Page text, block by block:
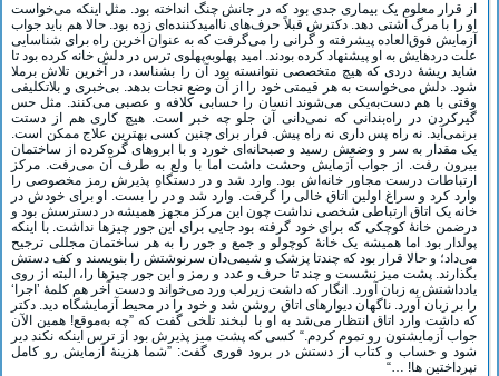
از قرار معلوم یک بیماری جدی بود که در جانش چنگ انداخته بود. مثل اینکه می‌خواست
او را با مرگ آشتی دهد. دکترش قبلاً حرف‌های ناامیدکننده‌ای زده بود. حالا هم باید جواب
آزمایش فوق‌العاده پیشرفته و گرانی را می‌گرفت که به عنوان آخرین راه برای شناسایی
علت دردهایش به او پیشنهاد کرده بودند. امید پهلوبه‌پهلوی ترس در دلش خانه کرده بود تا
شاید ریشۀ دردی که هیچ متخصصی نتوانسته بود آن را بشناسد، در آخرین تلاش برملا
شود. دلش می‌خواست به هر قیمتی خود را از آن وضع نجات بدهد. بی‌خبری و بلاتکلیفی
وقتی با هم دست‌به‌یکی می‌شوند انسان را حسابی کلافه و عصبی می‌کنند. مثل حس
گیر‌کردن در راه‌بندانی که نمی‌دانی آن جلو چه خبر است. هیچ کاری هم از دستت
برنمی‌آید. نه راه پس داری نه راه پیش. فرار برای چنین کسی بهترین علاج ممکن است.
یک مقدار به سر و وضعش رسید و صبحانه‌ای خورد و با ابروهای گره‌کرده از ساختمان
بیرون رفت. از جواب آزمایش وحشت داشت اما با ولع به طرف آن می‌رفت. مرکز
ارتباطات درست مجاور خانه‌اش بود. وارد شد و در دستگاهِ پذیرش رمز مخصوصی را
وارد کرد و سراغ اولین اتاق خالی را گرفت. وارد شد و در را بست. او برای خودش در
خانه یک اتاق ارتباطی شخصی نداشت چون این مرکز مجهز همیشه در دسترسش بود و
درضمن خانۀ کوچکی که برای خود گرفته بود جایی برای این جور چیزها نداشت. با اینکه
پولدار بود اما همیشه یک خانۀ کوچولو و جمع و جور را به هر ساختمان مجللی ترجیح
می‌داد؛ و حالا قرار بود که چندتا پزشک و شیمی‌دان سرنوشتش را بنویسند و کف دستش
بگذارند. پشت میز نشست و چند تا حرف و عدد و رمز و این جور چیزها را، البته از روی
یادداشتش به زبان آورد. انگار که داشت زیرلب ورد می‌خواند و دست آخر هم کلمۀ ’اجرا‘
را بر زبان آورد. ناگهان دیوارهای اتاق روشن شد و خود را در محیط آزمایشگاه دید. دکتر
که داشت وارد اتاق انتظار می‌شد به او با لبخند تلخی گفت که ”چه به‌موقع! همین الآن
جواب آزمایشتون رو تموم کردم.“ کسی که پشت میز پذیرش بود از ترس اینکه نکند دیر
شود و حساب و کتاب از دستش در برود فوری گفت: ”شما هزینۀ آزمایش رو کامل
نپرداختین ها! …“